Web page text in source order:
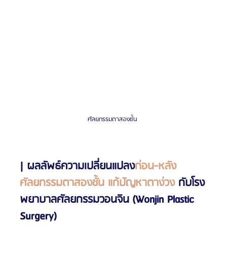
ศัลยกรรมตาสองชั้น
| ผลลัพธ์ความเปลี่ยนแปลงก่อน-หลัง
ศัลยกรรมตาสองชั้น แก้ปัญหาตาง่วง กับโรง
พยาบาลศัลยกรรมวอนจิน (Wonjin Plastic
Surgery)